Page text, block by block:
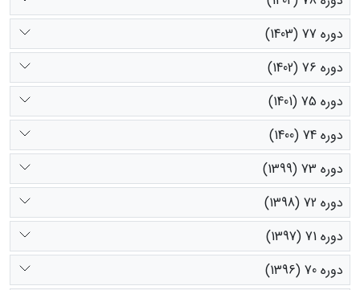
دوره 77 (1403)
دوره 76 (1402)
دوره 75 (1401)
دوره 74 (1400)
دوره 73 (1399)
دوره 72 (1398)
دوره 71 (1397)
دوره 70 (1396)